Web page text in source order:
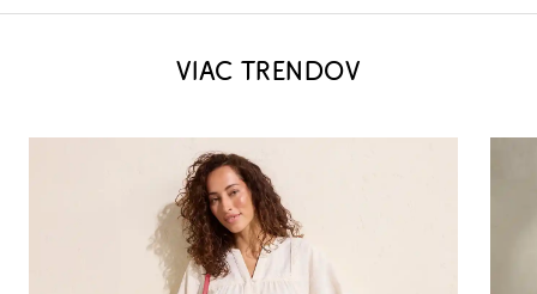
VIAC TRENDOV